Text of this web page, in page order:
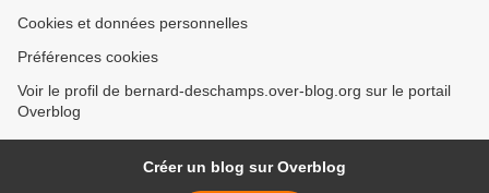
Cookies et données personnelles
Préférences cookies
Voir le profil de bernard-deschamps.over-blog.org sur le portail
Overblog
Créer un blog sur Overblog